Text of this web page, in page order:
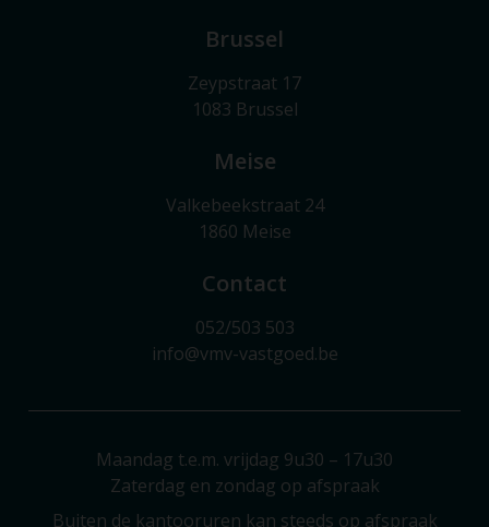
Brussel
Zeypstraat 17
1083 Brussel
Meise
Valkebeekstraat 24
1860 Meise
Contact
052/503 503
info@vmv-vastgoed.be
Maandag t.e.m. vrijdag 9u30 – 17u30
Zaterdag en zondag op afspraak
Buiten de kantooruren kan steeds op afspraak